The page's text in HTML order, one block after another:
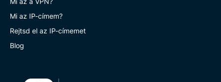
Mi az IP-címem?
Rejtsd el az IP-címemet
Blog